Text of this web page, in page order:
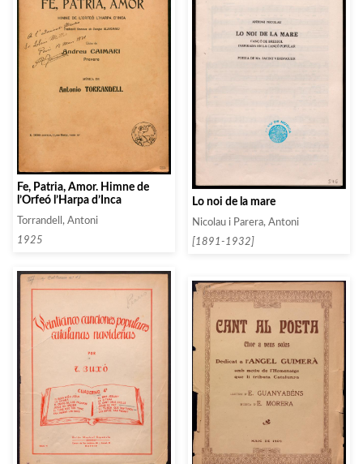
Fe, Patria, Amor. Himne de
l’Orfeó l’Harpa d’Inca
Torrandell, Antoni
1925
Lo noi de la mare
Nicolau i Parera, Antoni
[1891-1932]